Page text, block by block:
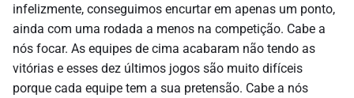
infelizmente, conseguimos encurtar em apenas um ponto,
ainda com uma rodada a menos na competição. Cabe a
nós focar. As equipes de cima acabaram não tendo as
vitórias e esses dez últimos jogos são muito difíceis
porque cada equipe tem a sua pretensão. Cabe a nós